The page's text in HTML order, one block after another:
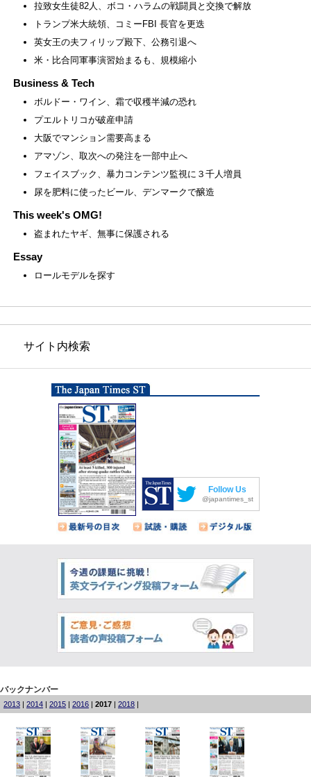
拉致女生徒82人、ボコ・ハラムの戦闘員と交換で解放
トランプ米大統領、コミーFBI 長官を更迭
英女王の夫フィリップ殿下、公務引退へ
米・比合同軍事演習始まるも、規模縮小
Business & Tech
ボルドー・ワイン、霜で収穫半減の恐れ
プエルトリコが破産申請
大阪でマンション需要高まる
アマゾン、取次への発注を一部中止へ
フェイスブック、暴力コンテンツ監視に３千人増員
尿を肥料に使ったビール、デンマークで醸造
This week's OMG!
盗まれたヤギ、無事に保護される
Essay
ロールモデルを探す
サイト内検索
Follow Us
@japantimes_st
バックナンバー
2013 | 2014 | 2015 | 2016 | 2017 | 2018 |